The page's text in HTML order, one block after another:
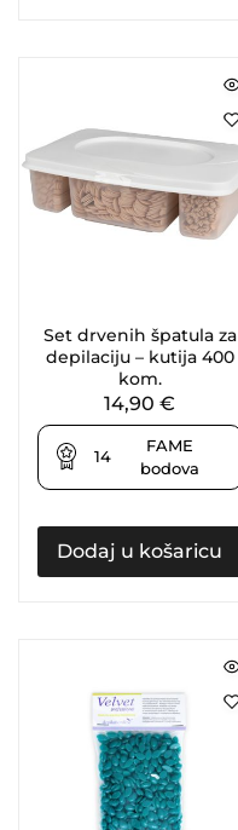
Set drvenih špatula za
depilaciju – kutija 400
kom.
14,90€
14
FAME
bodova
Dodaj u košaricu